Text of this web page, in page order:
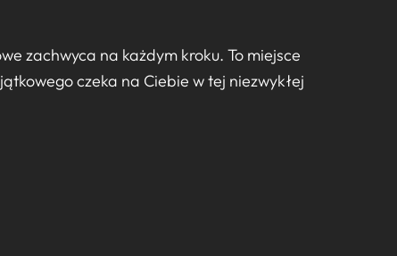
zachwyca na każdym kroku. To miejsce
czeka na Ciebie w tej niezwykłej